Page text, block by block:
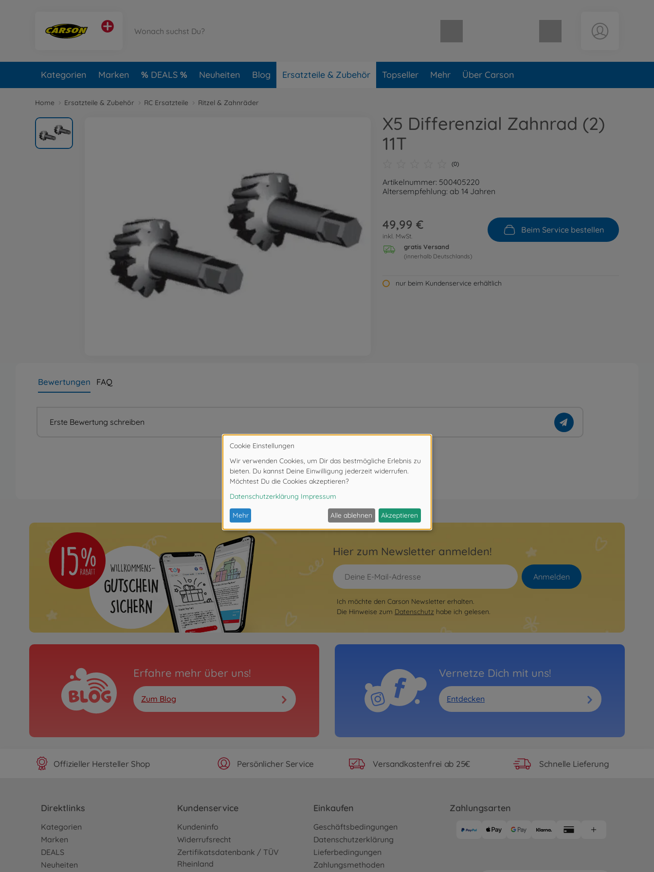
Warenkorb leer
Kategorien Marken DEALS Neuheiten Blog Ersatzteile & Zubehör Topseller Mehr Über Carson
Home Ersatzteile & Zubehör RC Ersatzteile Ritzel & Zahnräder
X5 Differenzial Zahnrad (2)
11T
(0)
Artikelnummer: 500405220
Altersempfehlung: ab 14 Jahren
49,99 €
inkl. MwSt.
gratis Versand
(innerhalb Deutschlands)
Beim Service bestellen
nur beim Kundenservice erhältlich
Bewertungen FAQ
Erste Bewertung schreiben
Hier zum Newsletter anmelden!
Anmelden
Ich möchte den Carson Newsletter erhalten.
Die Hinweise zum Datenschutz habe ich gelesen.
Erfahre mehr über uns!
Zum Blog
Vernetze Dich mit uns!
Entdecken
Offizieller Hersteller Shop Persönlicher Service Versandkostenfrei ab 25€ Schnelle Lieferung
Direktlinks
Kategorien
Marken
DEALS
Neuheiten
Kundenservice
Kundeninfo
Widerrufsrecht
Zertifikatsdatenbank / TÜV
Rheinland
Einkaufen
Geschäftsbedingungen
Datenschutzerklärung
Lieferbedingungen
Zahlungsmethoden
Zahlungsarten